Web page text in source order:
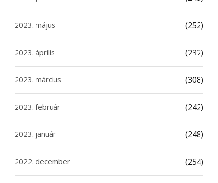
2023. május (252)
2023. április (232)
2023. március (308)
2023. február (242)
2023. január (248)
2022. december (254)